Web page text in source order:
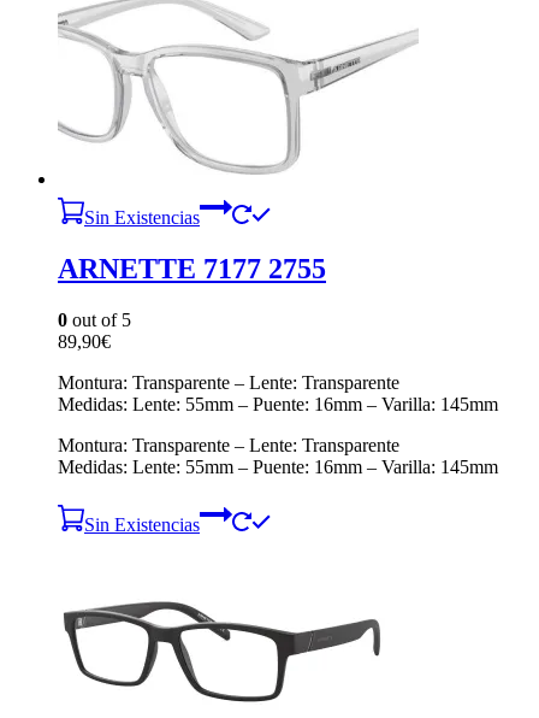
Sin Existencias
ARNETTE 7177 2755
0 out of 5
89,90€
Montura: Transparente – Lente: Transparente
Medidas: Lente: 55mm – Puente: 16mm – Varilla: 145mm
Montura: Transparente – Lente: Transparente
Medidas: Lente: 55mm – Puente: 16mm – Varilla: 145mm
Sin Existencias